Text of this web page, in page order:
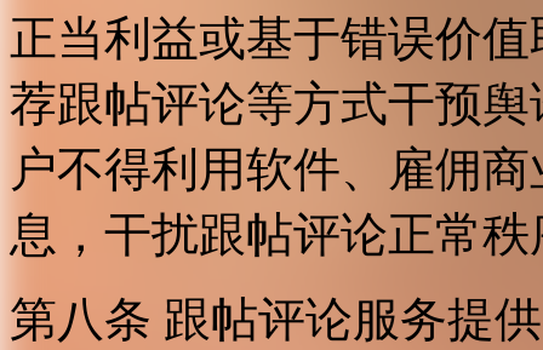
正当利益或基于错误价
荐跟帖评论等方式干预
户不得利用软件、雇佣
息，干扰跟帖评论正常
第八条 跟帖评论服务提